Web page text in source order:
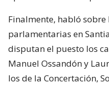
Finalmente, habló sobre
parlamentarias en
disputan el puesto los
Manuel Ossandón y
los de la Concertación,